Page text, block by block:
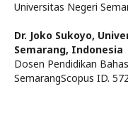
Universitas Negeri
Dr. Joko Sukoyo,
Semarang, Indonesia
Dosen Pendidikan
SemarangScopus ID.